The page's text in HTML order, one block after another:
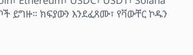
ይግዙ። ክፍያውን እንደፈጸሙ፣ የቫውቸር ኮዱን